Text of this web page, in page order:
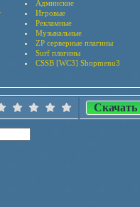
Админские
Игровые
Рекламные
Музыкальные
ZP серверные плагины
Surf плагины
CSSB [WC3] Shopmenu3
Скачать